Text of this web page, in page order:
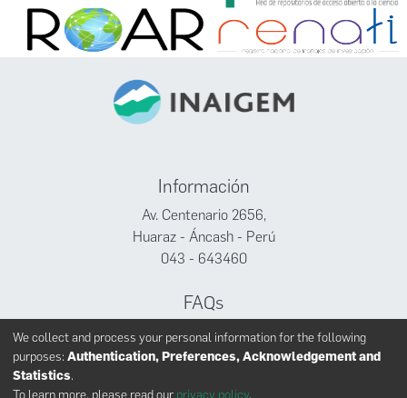
Información
Av. Centenario 2656,
Huaraz - Áncash - Perú
043 - 643460
FAQs
Facebook
Twitter
We collect and process your personal information for the following
purposes: Authentication, Preferences, Acknowledgement and
Statistics.
To learn more, please read our privacy policy.